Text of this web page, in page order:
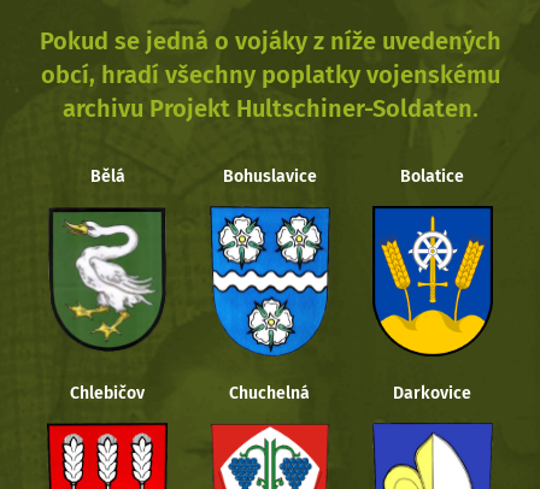
Pokud se jedná o vojáky z níže uvedených
obcí, hradí všechny poplatky vojenskému
archivu Projekt Hultschiner-Soldaten.
Bělá Bohuslavice Bolatice
Chlebičov Chuchelná Darkovice